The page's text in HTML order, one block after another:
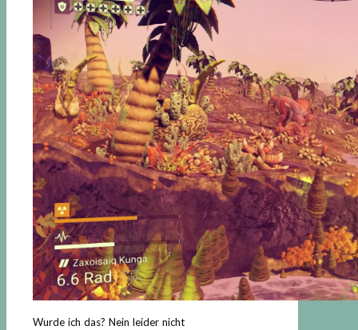
Wurde ich das? Nein leider nicht